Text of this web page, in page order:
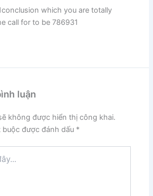
which you are totally
call for to be 786931
luận
không được hiển thị công khai.
được đánh dấu *